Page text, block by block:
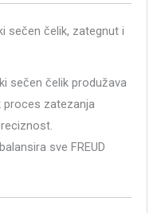
sečen čelik, zategnut i
sečen čelik produžava
proces zatezanja
sve FREUD